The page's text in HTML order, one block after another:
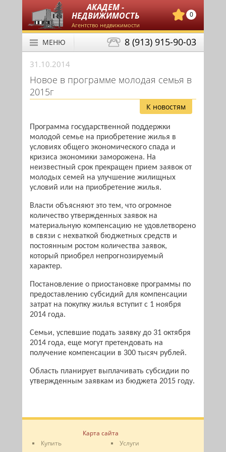
АКАДЕМ -
НЕДВИЖИМОСТЬ
Агентство недвижимости
0
8 (913) 915-90-03
МЕНЮ
31.10.2014
Новое в программе молодая семья в
2015г
К новостям
Программа государственной поддержки
молодой семье на приобретение жилья в
условиях общего экономического спада и
кризиса экономики заморожена. На
неизвестный срок прекращен прием заявок от
молодых семей на улучшение жилищных
условий или на приобретение жилья.
Власти объясняют это тем, что огромное
количество утвержденных заявок на
материальную компенсацию не удовлетворено
в связи с нехваткой бюджетных средств и
постоянным ростом количества заявок,
который приобрел непрогнозируемый
характер.
Постановление о приостановке программы по
предоставлению субсидий для компенсации
затрат на покупку жилья вступит с 1 ноября
2014 года.
Семьи, успевшие подать заявку до 31 октября
2014 года, еще могут претендовать на
получение компенсации в 300 тысяч рублей.
Область планирует выплачивать субсидии по
утвержденным заявкам из бюджета 2015 году.
Карта сайта
Купить
Услуги